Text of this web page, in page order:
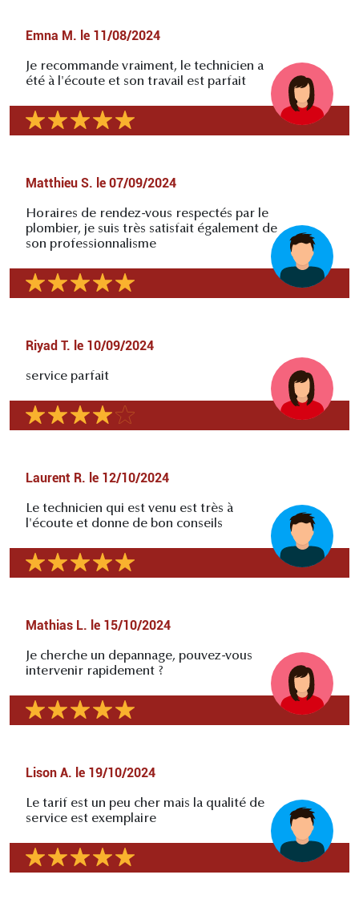
Emna M. le 11/08/2024
Je recommande vraiment, le technicien a
été à l'écoute et son travail est parfait
Matthieu S. le 07/09/2024
Horaires de rendez-vous respectés par le
plombier, je suis très satisfait également de
son professionnalisme
Riyad T. le 10/09/2024
service parfait
Laurent R. le 12/10/2024
Le technicien qui est venu est très à
l'écoute et donne de bon conseils
Mathias L. le 15/10/2024
Je cherche un depannage, pouvez-vous
intervenir rapidement ?
Lison A. le 19/10/2024
Le tarif est un peu cher mais la qualité de
service est exemplaire